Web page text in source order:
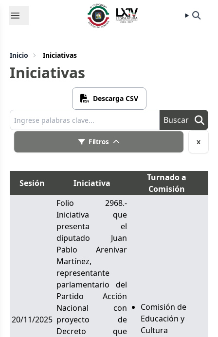
Inicio Iniciativas
Iniciativas
Descarga CSV
Buscar
Filtros x
Sesión Iniciativa
Turnado a
Comisión
20/11/2025
Folio 2968.-
Iniciativa que
presenta el
diputado Juan
Pablo Arenivar
Martínez,
representante
parlamentario del
Partido Acción
Nacional con
proyecto de
Decreto que
Comisión de
Educación y
Cultura